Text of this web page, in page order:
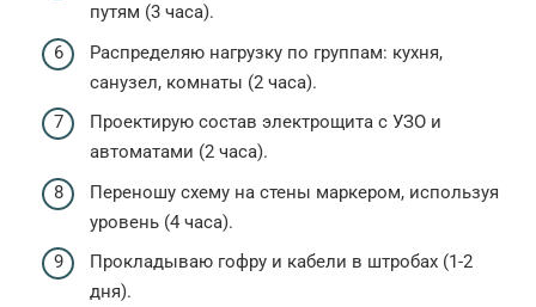
путям (3 часа).
Распределяю нагрузку по группам: кухня,
санузел, комнаты (2 часа).
Проектирую состав электрощита с УЗО и
автоматами (2 часа).
Переношу схему на стены маркером, используя
уровень (4 часа).
Прокладываю гофру и кабели в штробах (1-2
дня).